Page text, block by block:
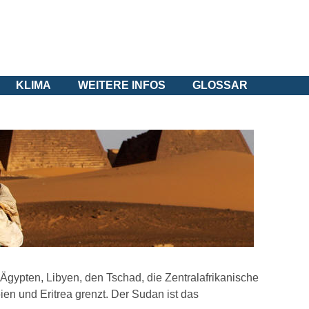
KLIMA WEITERE INFOS GLOSSAR
Libyen, den Tschad, die Zentralafrikanische
und Eritrea grenzt. Der Sudan ist das